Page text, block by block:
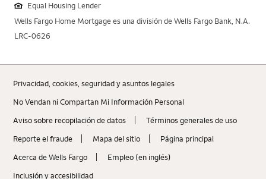
Equal Housing Lender
Wells Fargo Home Mortgage es una división de Wells Fargo Bank, N.A.
LRC-0626
Privacidad, cookies, seguridad y asuntos legales
No Vendan ni Compartan Mi Información Personal
Aviso sobre recopilaciؚón de datos
Términos generales de uso
Reporte el fraude
Mapa del sitio
Página principal
Acerca de Wells Fargo
Empleo (en inglés)
Inclusión y accesibilidad